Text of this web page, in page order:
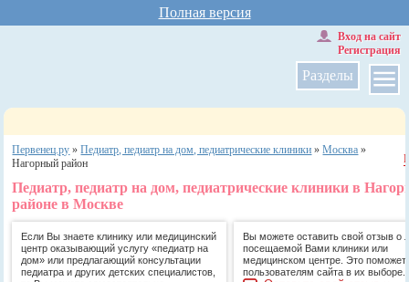
Полная версия
Разделы
Вход на сайт
Регистрация
Первенец.ру »Педиатр, педиатр на дом, педиатрические клиники »Москва »
Нагорный район
Педиатр, педиатр на дом, педиатрические клиники в
районе в Москве
Если Вы знаете клинику или медицинский
центр оказывающий услугу «педиатр на
дом» или предлагающий консультации
педиатра и других детских специалистов,
Вы можете оставить свой отзыв о
посещаемой Вами клиники или
медицинском центре. Это поможет
пользователям сайта в их выборе.